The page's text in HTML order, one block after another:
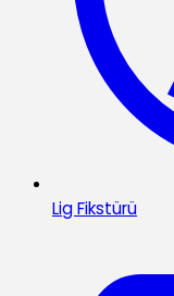
Lig Fikstürü